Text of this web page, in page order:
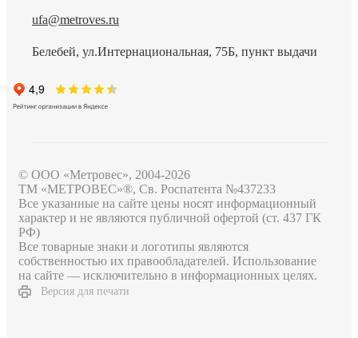
ufa@metroves.ru
Белебей, ул.Интернациональная, 75Б, пункт выдачи
© ООО «Метровес», 2004-2026
ТМ «МЕТРОВЕС»®, Св. Роспатента №4​3​7​2​3​3
Все указанные на сайте цены носят информационный
характер и не являются публичной офертой (ст. 437 ГК
РФ)
Все товарные знаки и логотипы являются
собственностью их правообладателей. Использование
на сайте — исключительно в информационных целях.
Версия для печати